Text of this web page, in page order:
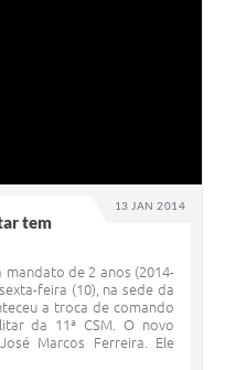
13 JAN 2014
tem
de 2 anos (2014-
feira (10), na sede da
a troca de comando
da 11ª CSM. O novo
Marcos Ferreira. Ele